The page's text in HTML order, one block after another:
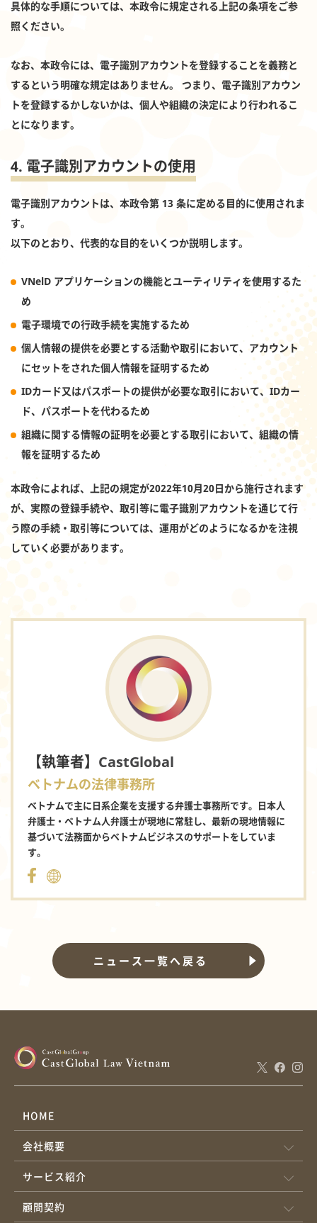
具体的な手順については、本政令に規定される上記の条項をご参
照ください。
なお、本政令には、電子識別アカウントを登録することを義務と
するという明確な規定はありません。 つまり、電子識別アカウン
トを登録するかしないかは、個人や組織の決定により行われるこ
とになります。
4. 電子識別アカウントの使用
電子識別アカウントは、本政令第 13 条に定める目的に使用されま
す。
以下のとおり、代表的な目的をいくつか説明します。
VNelD アプリケーションの機能とユーティリティを使用するた
め
電子環境での行政手続を実施するため
個人情報の提供を必要とする活動や取引において、アカウント
にセットをされた個人情報を証明するため
IDカード又はパスポートの提供が必要な取引において、IDカー
ド、パスポートを代わるため
組織に関する情報の証明を必要とする取引において、組織の情
報を証明するため
本政令によれば、上記の規定が2022年10月20日から施行されます
が、実際の登録手続や、取引等に電子識別アカウントを通じて行
う際の手続・取引等については、運用がどのようになるかを注視
していく必要があります。
【執筆者】 CastGlobal
ベトナムの法律事務所
ベトナムで主に日系企業を支援する弁護士事務所です。日本人
弁護士・ベトナム人弁護士が現地に常駐し、最新の現地情報に
基づいて法務面からベトナムビジネスのサポートをしていま
す。
ニュース一覧へ戻る
HOME
会社概要
サービス紹介
顧問契約